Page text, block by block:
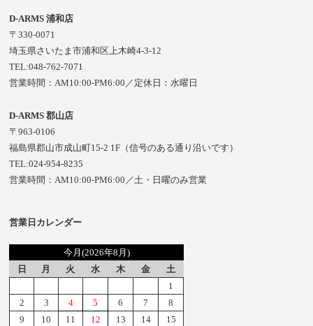
D-ARMS 浦和店
〒330-0071
埼玉県さいたま市浦和区上木崎4-3-12
TEL:048-762-7071
営業時間：AM10:00-PM6:00／定休日：水曜日
D-ARMS 郡山店
〒963-0106
福島県郡山市成山町15-2 1F（信号のある通り沿いです）
TEL:024-954-8235
営業時間：AM10:00-PM6:00／土・日曜のみ営業
営業日カレンダー
今月(2026年8月)
日
月 火 水 木 金
土
1
2
3 4 5 6 7
8
9
10 11 12 13 14
15